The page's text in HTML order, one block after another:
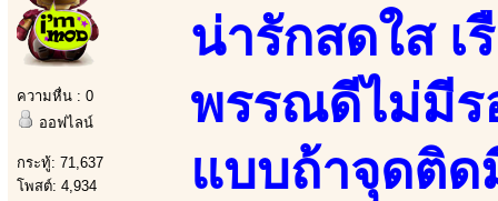
ความหื่น : 0
ออฟไลน์
กระทู้: 71,637
โพสต์: 4,934
น่ารักสดใส เ
พรรณดีไม่มีร
แบบถ้าจุดติด